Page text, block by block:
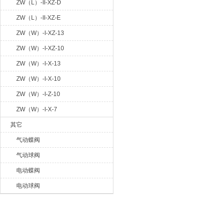
ZW（L）-II-XZ-D
ZW（L）-II-XZ-E
ZW（W）-I-XZ-13
ZW（W）-I-XZ-10
ZW（W）-I-X-13
ZW（W）-I-X-10
ZW（W）-I-Z-10
ZW（W）-I-X-7
其它
气动蝶阀
气动球阀
电动蝶阀
电动球阀